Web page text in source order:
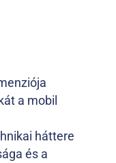
a mobil
háttere
és a